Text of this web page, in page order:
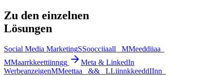
Zu den einzelnen
Lösungen
Social Media MarketingSSoocciiaall MMeeddiiaa
MMaarrkkeettiinngg
Meta & LinkedIn
WerbeanzeigenMMeettaa && LLiinnkkeeddIInn